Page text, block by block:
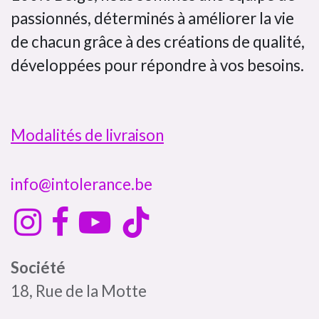
passionnés, déterminés à améliorer la vie
de chacun grâce à des créations de qualité,
développées pour répondre à vos besoins.
Modalités de livraison
info@intolerance.be
Société
18, Rue de la Motte